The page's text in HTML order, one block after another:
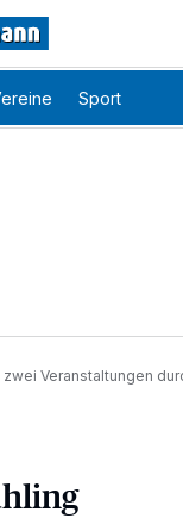
Sport
Veranstaltungen